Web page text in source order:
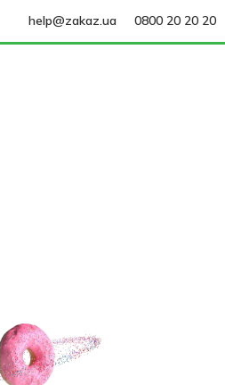
help@zakaz.ua 0800 20 20 20